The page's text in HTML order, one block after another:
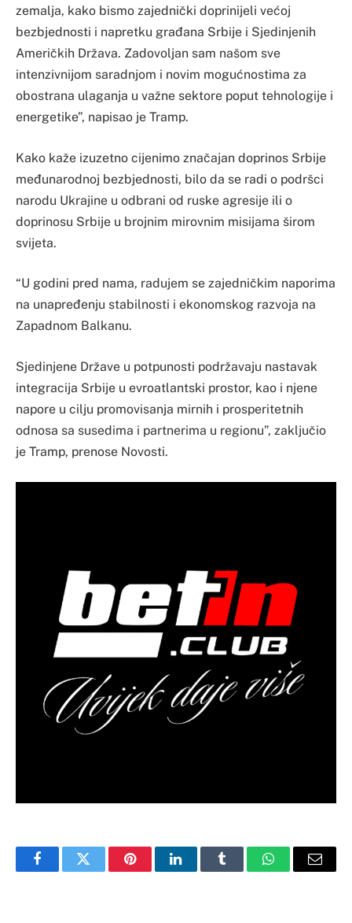
zemalja, kako bismo zajednički doprinijeli većoj
bezbjednosti i napretku građana Srbije i Sjedinjenih
Američkih Država. Zadovoljan sam našom sve
intenzivnijom saradnjom i novim mogućnostima za
obostrana ulaganja u važne sektore poput tehnologije i
energetike”, napisao je Tramp.
Kako kaže izuzetno cijenimo značajan doprinos Srbije
međunarodnoj bezbjednosti, bilo da se radi o podršci
narodu Ukrajine u odbrani od ruske agresije ili o
doprinosu Srbije u brojnim mirovnim misijama širom
svijeta.
“U godini pred nama, radujem se zajedničkim naporima
na unapređenju stabilnosti i ekonomskog razvoja na
Zapadnom Balkanu.
Sjedinjene Države u potpunosti podržavaju nastavak
integracija Srbije u evroatlantski prostor, kao i njene
napore u cilju promovisanja mirnih i prosperitetnih
odnosa sa susedima i partnerima u regionu”, zaključio
je Tramp, prenose Novosti.
FacebookTwitter PinterestLinkedInTumblr WhatsAppEmail